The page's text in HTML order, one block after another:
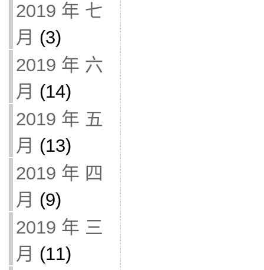
2019 年 七
月 (3)
2019 年 六
月 (14)
2019 年 五
月 (13)
2019 年 四
月 (9)
2019 年 三
月 (11)